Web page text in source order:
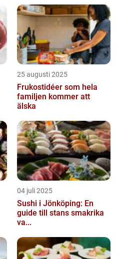
25 augusti 2025
Frukostidéer som hela
familjen kommer att
älska
04 juli 2025
Sushi i Jönköping: En
guide till stans smakrika
va...